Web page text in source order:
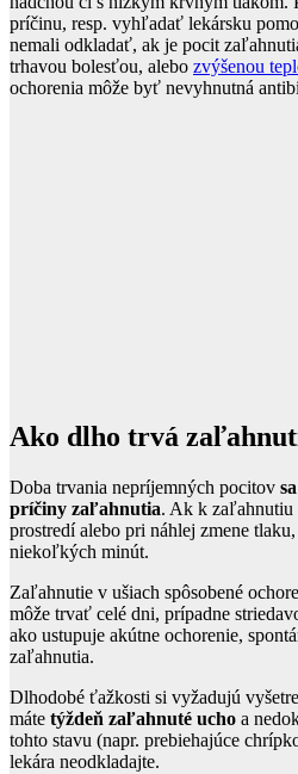
príčinu, resp. vyhľadať lekársku
nemali odkladať, ak je pocit
trhavou bolesťou, alebo zvýšenou
ochorenia môže byť nevyhnutná
Ako dlho trvá
Doba trvania nepríjemných pocitov
príčiny zaľahnutia. Ak k zaľahnutiu
prostredí alebo pri náhlej zmene
niekoľkých minút.
Zaľahnutie v ušiach spôsobené
môže trvať celé dni, prípadne
ako ustupuje akútne ochorenie,
zaľahnutia.
Dlhodobé ťažkosti si vyžadujú
máte týždeň zaľahnuté ucho a
tohto stavu (napr. prebiehajúce
lekára neodkladajte.